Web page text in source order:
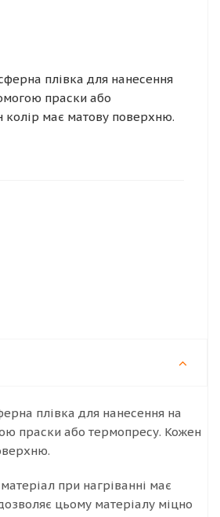
плівка для нанесення
праски або
колір має матову поверхню.
при нагріванні має
декорувати футболки,
Матеріал може бути
в ріжучий плотер
вимагає використання
для перенесення та керієра.
плівка для нанесення на
праски або термопресу. Кожен
при нагріванні має
цьому матеріалу міцно